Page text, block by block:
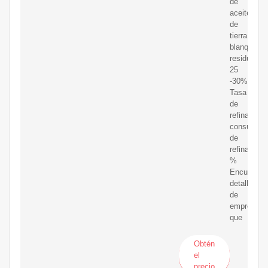
aceite
de
tierra
residual:≤
25
-30%;
Tasa
de
consumo
de
refinación
%
Encuentre
detalles
de
empresas
que
Obtén
el